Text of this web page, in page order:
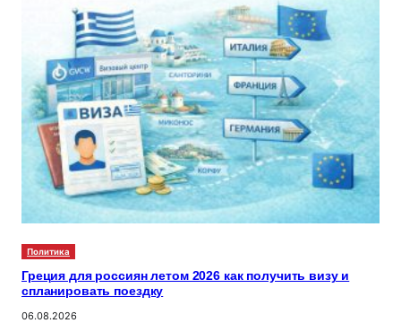
Политика
Греция для россиян летом 2026 как получить визу и
спланировать поездку
06.08.2026